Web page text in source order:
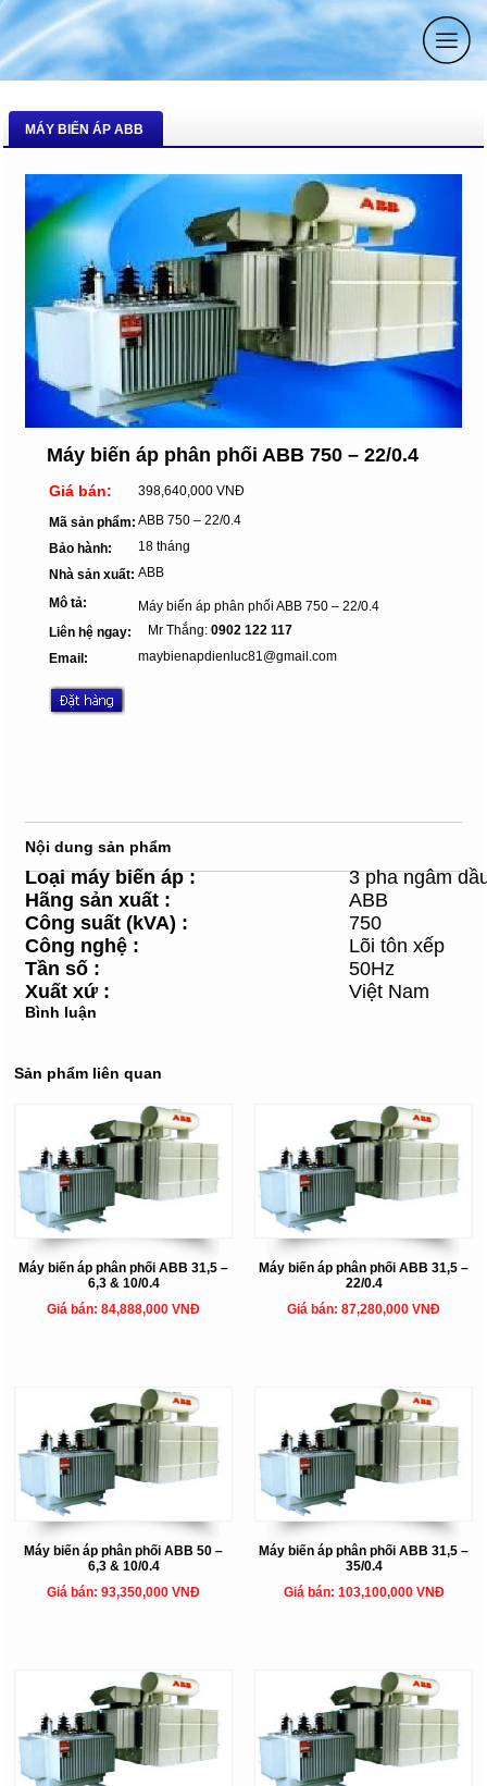
MÁY BIẾN ÁP ABB
Máy biến áp phân phối ABB 750 – 22/0.4
Giá bán: 398,640,000 VNĐ
Mã sản phẩm: ABB 750 – 22/0.4
Bảo hành:
18 tháng
Nhà sản xuất: ABB
Mô tả:
Máy biến áp phân phối ABB 750 – 22/0.4
Liên hệ ngay:
Mr Thắng: 0902 122 117
Email:
maybienapdienluc81@gmail.com
Nội dung sản phẩm
Loại máybiến áp :
3 pha ngâm
Hãng sản xuất :
ABB
Công suất (kVA) :
750
Công nghệ :
Lõi tôn xếp
Tần số :
50Hz
Xuất xứ : Việt Nam
Bình luận
Sản phẩm liên quan
Máy biến áp phân phối ABB 31,5 –
6,3 & 10/0.4
Giá bán: 84,888,000 VNĐ
Máy biến áp phân phối ABB 31,5 –
22/0.4
Giá bán: 87,280,000 VNĐ
Máy biến áp phân phối ABB 50 –
6,3 & 10/0.4
Giá bán: 93,350,000 VNĐ
Máy biến áp phân phối ABB 31,5 –
35/0.4
Giá bán: 103,100,000 VNĐ